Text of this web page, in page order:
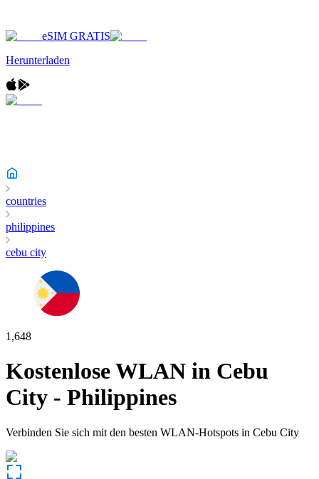
eSIM GRATIS
Herunterladen
countries
philippines
cebu city
1,648
Kostenlose WLAN in Cebu
City - Philippines
Verbinden Sie sich mit den besten WLAN-Hotspots in Cebu City